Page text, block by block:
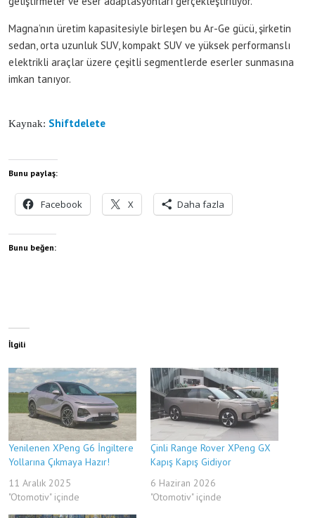
Magna’nın üretim kapasitesiyle birleşen bu Ar-Ge gücü, şirketin
sedan, orta uzunluk SUV, kompakt SUV ve yüksek performanslı
elektrikli araçlar üzere çeşitli segmentlerde eserler sunmasına
imkan tanıyor.
Kaynak: Shiftdelete
Bunu paylaş:
Facebook X Daha fazla
Bunu beğen:
İlgili
Yenilenen XPeng G6 İngiltere
Yollarına Çıkmaya Hazır!
11 Aralık 2025
"Otomotiv" içinde
Çinli Range Rover XPeng GX
Kapış Kapış Gidiyor
6 Haziran 2026
"Otomotiv" içinde